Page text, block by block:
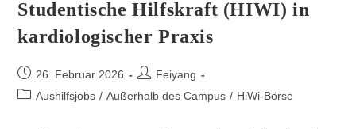
Studentische Hilfskraft (HIWI) in
kardiologischer Praxis
26. Februar 2026
Feiyang
Aushilfsjobs / Außerhalb des Campus / HiWi-Börse